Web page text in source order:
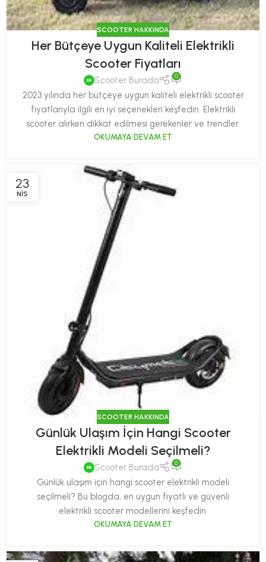
SCOOTER HAKKINDA
Her Bütçeye Uygun Kaliteli Elektrikli
Scooter Fiyatları
Scooter Burada 0
2023 yılında her bütçeye uygun kaliteli elektrikli scooter
fiyatlarıyla ilgili en iyi seçenekleri keşfedin. Elektrikli
scooter alırken dikkat edilmesi gerekenler ve trendler.
OKUMAYA DEVAM ET
23
NIS
SCOOTER HAKKINDA
Günlük Ulaşım İçin Hangi Scooter
Elektrikli Modeli Seçilmeli?
Scooter Burada 0
Günlük ulaşım için hangi scooter elektrikli modeli
seçilmeli? Bu blogda, en uygun fiyatlı ve güvenli
elektrikli scooter modellerini keşfedin.
OKUMAYA DEVAM ET